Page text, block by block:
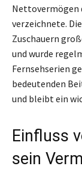
Nettovermögen
verzeichnete.
Zuschauern
und wurde
Fernsehserien
bedeutenden
und bleibt ein
Einfluss
sein